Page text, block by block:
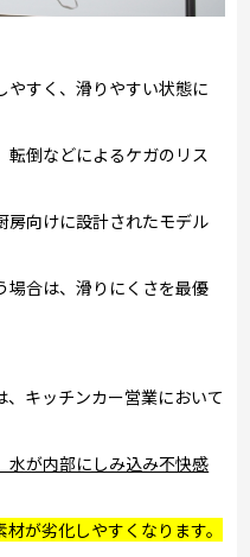
やすく、滑りやすい状態に
倒などによるケガのリス
房向けに設計されたモデル
場合は、滑りにくさを最優
キッチンカー営業において
水が内部にしみ込み不快感
が劣化しやすくなります。